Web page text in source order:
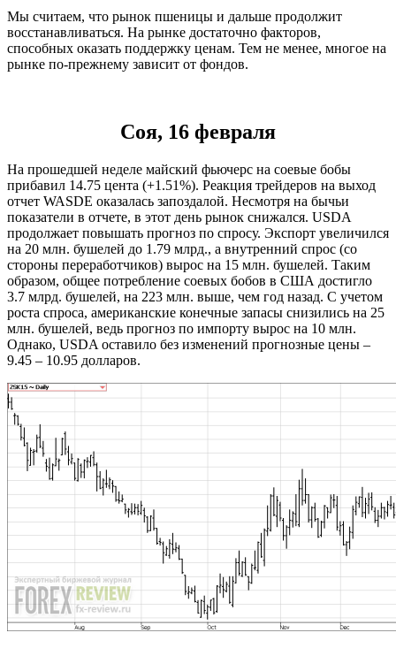
Мы считаем, что рынок пшеницы и дальше продолжит
восстанавливаться. На рынке достаточно факторов,
способных оказать поддержку ценам. Тем не менее, многое на
рынке по-прежнему зависит от фондов.
Соя, 16 февраля
На прошедшей неделе майский фьючерс на соевые бобы
прибавил 14.75 цента (+1.51%). Реакция трейдеров на выход
отчет WASDE оказалась запоздалой. Несмотря на бычьи
показатели в отчете, в этот день рынок снижался. USDA
продолжает повышать прогноз по спросу. Экспорт увеличился
на 20 млн. бушелей до 1.79 млрд., а внутренний спрос (со
стороны переработчиков) вырос на 15 млн. бушелей. Таким
образом, общее потребление соевых бобов в США достигло
3.7 млрд. бушелей, на 223 млн. выше, чем год назад. С учетом
роста спроса, американские конечные запасы снизились на 25
млн. бушелей, ведь прогноз по импорту вырос на 10 млн.
Однако, USDA оставило без изменений прогнозные цены –
9.45 – 10.95 долларов.